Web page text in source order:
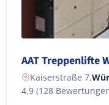
AAT Treppenlifte
Kaiserstraße 7,
4,9 (128